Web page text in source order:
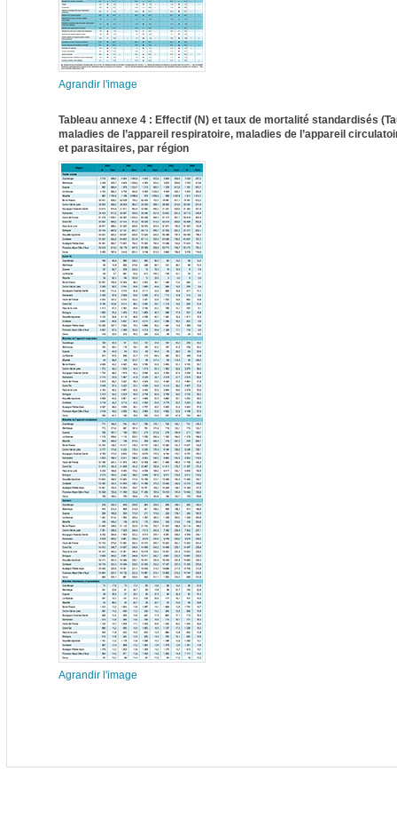
Agrandir l'image
Tableau annexe 4 : Effectif (N) et taux de mortalité standardisés
maladies de l’appareil respiratoire, maladies de l’appareil
et parasitaires, par région
Agrandir l'image